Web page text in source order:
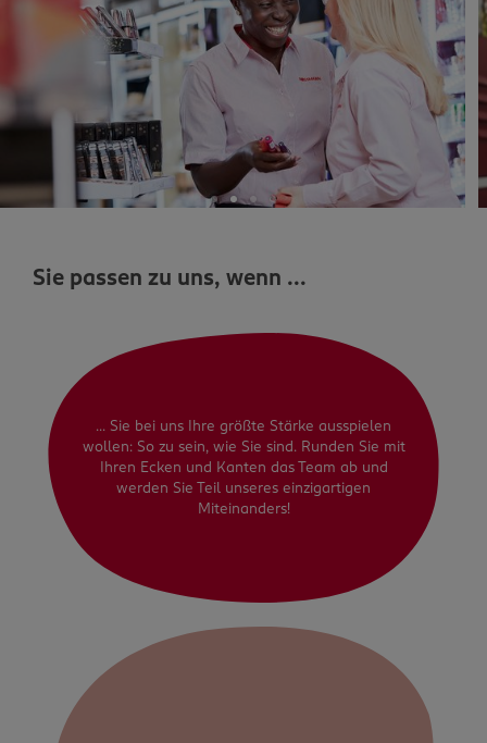
Sie passen zu uns, wenn ...
... Sie bei uns Ihre größte Stärke ausspielen
wollen: So zu sein, wie Sie sind. Runden Sie mit
Ihren Ecken und Kanten das Team ab und
werden Sie Teil unseres einzigartigen
Miteinanders!